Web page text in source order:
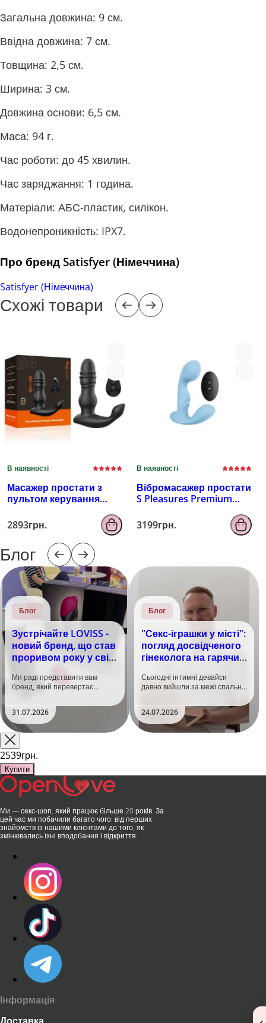
Загальна довжина: 9 см.
Ввідна довжина: 7 см.
Товщина: 2,5 см.
Ширина: 3 см.
Довжина основи: 6,5 см.
Маса: 94 г.
Час роботи: до 45 хвилин.
Час заряджання: 1 година.
Матеріали: АБС-пластик, силікон.
Водонепроникність: IPX7.
Про бренд Satisfyer (Німеччина)
Satisfyer (Німеччина)
Схожі товари
В наявності
Масажер простати з
пультом керування
B4
2893грн.
В наявності
Вібромасажер простати
S Pleasures Premium
рельєфом, 10 режимів
вібрації
3199грн.
Блог
Блог
Зустрічайте LOVISS -
новий бренд, що став
проривом року у світі
Ми раді представити вам
бренд, який перевертає
та вже встиг стати сенсацією
на міжнародній виставці API
Shanghai-2026!​LOVISS - це
поєднання унікальної естетики
та бездога..
31.07.2026
Блог
"Секс-іграшки у місті":
погляд досвідченого
гінеколога на гарячий
Сьогодні інтимні девайси
давно вийшли за межі спальні.
безшумні моторчики та
стильний дизайн перетворили
їх на гаджет, який багато хто
використовує, тестує у
24.07.2026
2539грн.
Купити
Ми — секс-шоп, який працює більше 20 років. За
цей час ми побачили багато чого: від перших
знайомств із нашими клієнтами до того, як
змінювались їхні вподобання і відкриття.
Інформація